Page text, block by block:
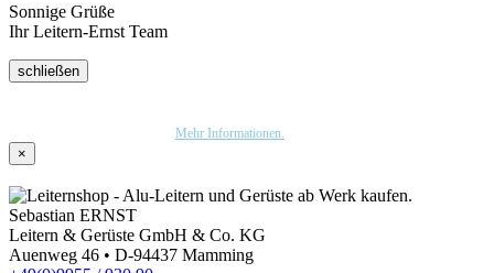
Sonnige Grüße
Ihr Leitern-Ernst Team
schließen
Mehr Informationen.
×
Sebastian ERNST
Leitern & Gerüste GmbH & Co. KG
Auenweg 46 • D-94437 Mamming